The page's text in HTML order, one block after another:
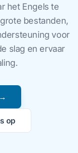
het Engels te
bestanden,
voor
slag en ervaar
op